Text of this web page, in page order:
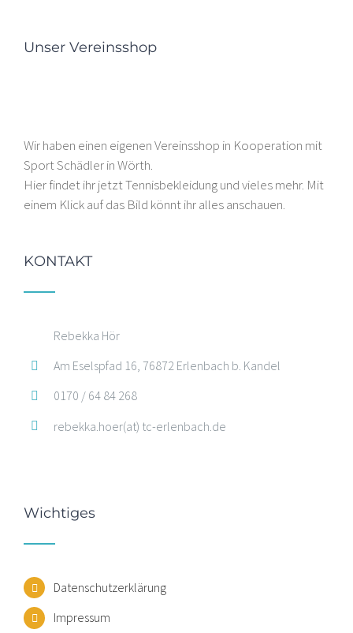
Unser Vereinsshop
Wir haben einen eigenen Vereinsshop in Kooperation mit
Sport Schädler in Wörth.
Hier findet ihr jetzt Tennisbekleidung und vieles mehr. Mit
einem Klick auf das Bild könnt ihr alles anschauen.
KONTAKT
Rebekka Hör
Am Eselspfad 16, 76872 Erlenbach b. Kandel
0170 / 64 84 268
rebekka.hoer(at) tc-erlenbach.de
Wichtiges
Datenschutzerklärung
Impressum